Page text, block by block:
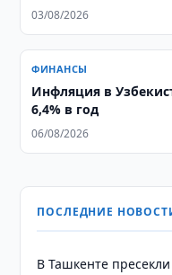
03/08/2026
ФИНАНСЫ
Инфляция в
6,4% в год
06/08/2026
ПОСЛЕДНИЕ
В Ташкенте